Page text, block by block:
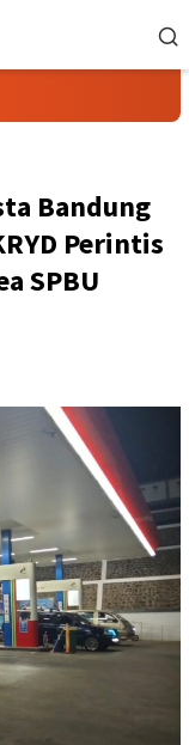
Bandung
Perintis
SPBU